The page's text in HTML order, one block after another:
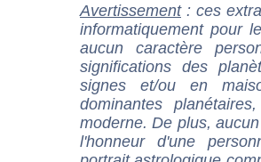
Avertissement: ces
informatiquement pour
aucun caractère
significations des
signes et/ou en
dominantes
moderne. De plus,
l'honneur d'une